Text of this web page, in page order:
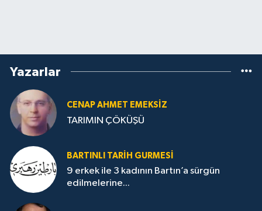
Yazarlar
CENAP AHMET EMEKSİZ
TARIMIN ÇÖKÜŞÜ
BARTINLI TARIH GURMESI
9 erkek ile 3 kadının Bartın’a sürgün
edilmelerine...